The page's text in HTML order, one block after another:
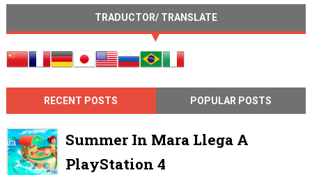
TRADUCTOR/ TRANSLATE
RECENT POSTS POPULAR POSTS
Summer In Mara Llega A
PlayStation 4